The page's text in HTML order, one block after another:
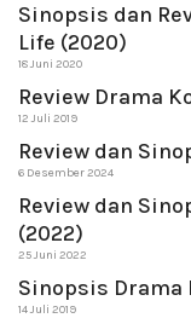
Sinopsis dan
Life (2020)
18 Juni 2020
Review Drama
12 Juli 2019
Review dan
6 Desember 2024
Review dan
(2022)
25 Juni 2022
Sinopsis Drama
14 Juli 2019